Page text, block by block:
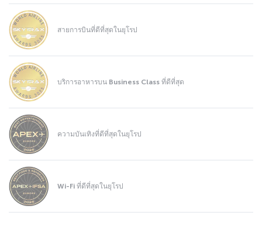
สายการบินที่ดีที่สุดในยุโรป
บริการอาหารบน Business Class ที่ดีที่สุด
ความบันเทิงที่ดีที่สุดในยุโรป
Wi-Fi ที่ดีที่สุดในยุโรป